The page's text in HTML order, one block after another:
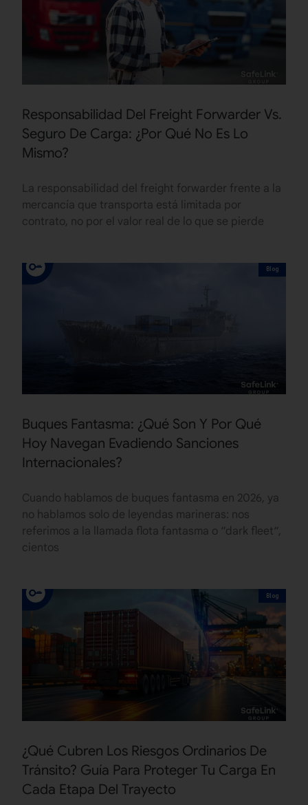
Responsabilidad Del Freight Forwarder Vs.
Seguro De Carga: ¿Por Qué No Es Lo
Mismo?
La responsabilidad del freight forwarder frente a la
mercancía que transporta está limitada por
contrato, no por el valor real de lo que se pierde
Blog
Buques Fantasma: ¿Qué Son Y Por Qué
Hoy Navegan Evadiendo Sanciones
Internacionales?
Cuando hablamos de buques fantasma en 2026, ya
no hablamos solo de leyendas marineras: nos
referimos a la llamada flota fantasma o “dark fleet“,
cientos
Blog
¿Qué Cubren Los Riesgos Ordinarios De
Tránsito? Guía Para Proteger Tu Carga En
Cada Etapa Del Trayecto